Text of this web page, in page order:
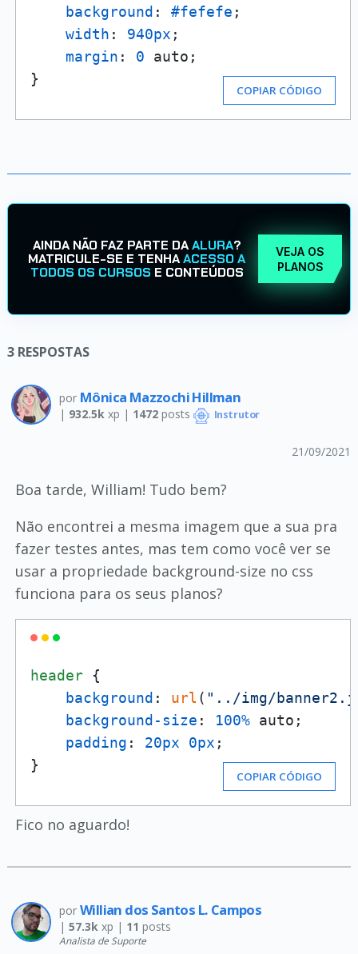
background : #fefefe ;
width : 940px ;
margin : 0 auto;
}
COPIAR CÓDIGO
AINDA NÃO FAZ PARTE DAALURA?
MATRICULE-SE E TENHAACESSO A
TODOS OS CURSOS E CONTEÚDOS
VEJA OS
PLANOS
3 RESPOSTAS
por Mônica Mazzochi Hillman
| 932.5kxp | 1472posts Instrutor
21/09/2021
Boa tarde, William! Tudo bem?
Não encontrei a mesma imagem que a sua pra
fazer testes antes, mas tem como você ver se
usar a propriedade background-size no css
funciona para os seus planos?
header {
background : url( "../img/
background-size : 100% auto;
padding : 20px 0px ;
}
COPIAR CÓDIGO
Fico no aguardo!
por Willian dos Santos L. Campos
| 57.3k xp | 11 posts
Analista de Suporte